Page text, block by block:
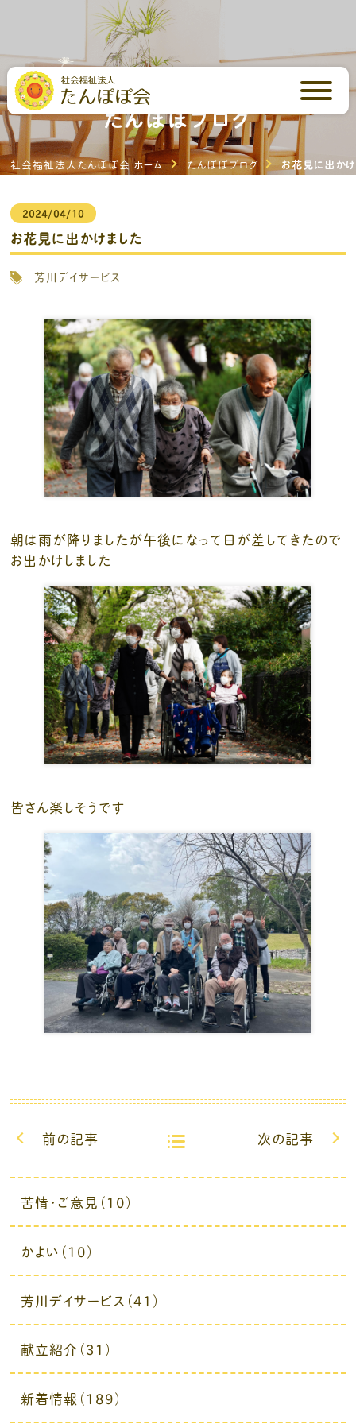
芳川の里・いしはらの里
たんぽぽブログ
社会福祉法人たんぽぽ会 ホーム たんぽぽブログ お花見に出か
2024/04/10
お花見に出かけました
芳川デイサービス
朝は雨が降りましたが午後になって日が差してきたので
お出かけしました
皆さん楽しそうです
前の記事 次の記事
苦情・ご意見（10）
かよい（10）
芳川デイサービス（41）
献立紹介（31）
新着情報（189）